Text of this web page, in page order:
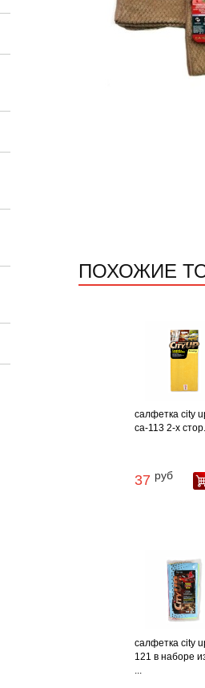
ПОХОЖИЕ
салфетка city
са-113 2-х
37 руб
салфетка city
121 в наборе
...